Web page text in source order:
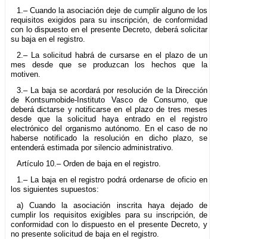
1.– Cuando la asociación deje de cumplir alguno de los
requisitos exigidos para su inscripción, de conformidad
con lo dispuesto en el presente Decreto, deberá solicitar
su baja en el registro.
2.– La solicitud habrá de cursarse en el plazo de un
mes desde que se produzcan los hechos que la
motiven.
3.– La baja se acordará por resolución de la Dirección
de Kontsumobide-Instituto Vasco de Consumo, que
deberá dictarse y notificarse en el plazo de tres meses
desde que la solicitud haya entrado en el registro
electrónico del organismo autónomo. En el caso de no
haberse notificado la resolución en dicho plazo, se
entenderá estimada por silencio administrativo.
Artículo 10.– Orden de baja en el registro.
1.– La baja en el registro podrá ordenarse de oficio en
los siguientes supuestos:
a) Cuando la asociación inscrita haya dejado de
cumplir los requisitos exigibles para su inscripción, de
conformidad con lo dispuesto en el presente Decreto, y
no presente solicitud de baja en el registro.